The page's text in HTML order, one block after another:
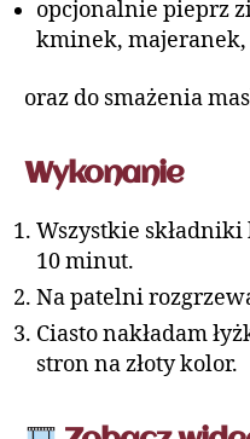
opcjonalnie pieprz
kminek,
oraz do smażenia
Wykonanie
Wszystkie
10 minut.
Na patelni
Ciasto nakładam
stron na złoty kolor.